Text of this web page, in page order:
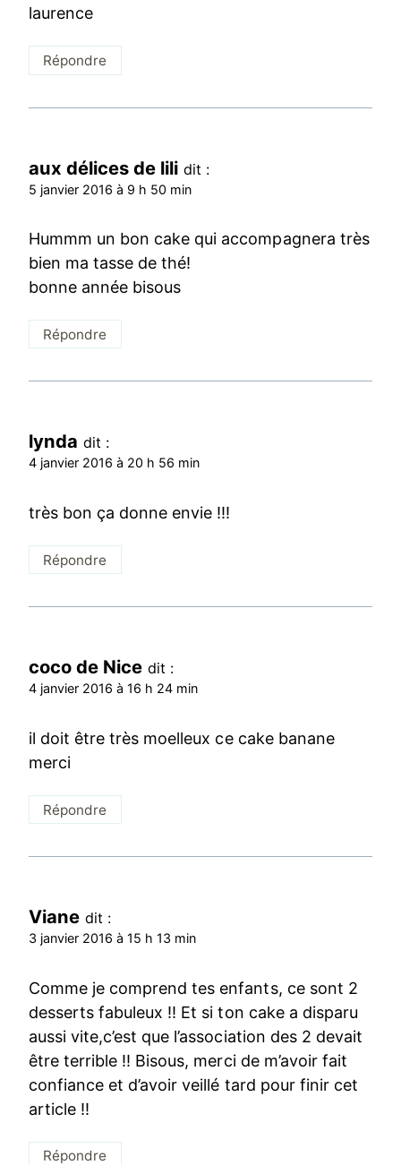
laurence
Répondre
aux délices de lili dit :
5 janvier 2016 à 9 h 50 min
Hummm un bon cake qui accompagnera très
bien ma tasse de thé!
bonne année bisous
Répondre
lynda dit :
4 janvier 2016 à 20 h 56 min
très bon ça donne envie !!!
Répondre
coco de Nice dit :
4 janvier 2016 à 16 h 24 min
il doit être très moelleux ce cake banane
merci
Répondre
Viane dit :
3 janvier 2016 à 15 h 13 min
Comme je comprend tes enfants, ce sont 2
desserts fabuleux !! Et si ton cake a disparu
aussi vite,c’est que l’association des 2 devait
être terrible !! Bisous, merci de m’avoir fait
confiance et d’avoir veillé tard pour finir cet
article !!
Répondre